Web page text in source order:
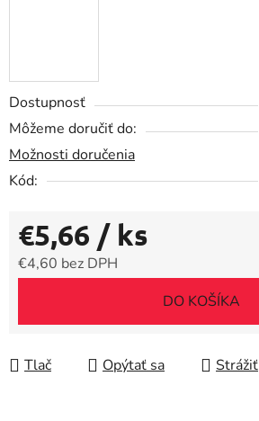
Dostupnosť
Môžeme doručiť do:
Možnosti doručenia
Kód:
€5,66 / ks
€4,60 bez DPH
DO KOŠÍKA
Tlač Opýtať sa Strážiť